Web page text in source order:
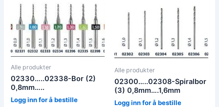
Alle produkter
02330…..02338-Bor (2)
0,8mm…..
Logg inn for å bestille
Alle produkter
02300…..02308-Spiralbor
(3) 0,8mm….1,6mm
Logg inn for å bestille